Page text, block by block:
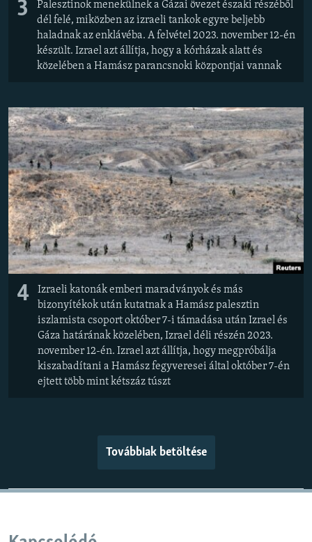
3
Palesztinok menekülnek a Gázai övezet északi részéből
dél felé, miközben az izraeli tankok egyre beljebb
haladnak az enklávéba. A felvétel 2023. november 12-én
készült. Izrael azt állítja, hogy a kórházak alatt és
közelében a Hamász parancsnoki központjai vannak
4
Izraeli katonák emberi maradványok és más
bizonyítékok után kutatnak a Hamász palesztin
iszlamista csoport október 7-i támadása után Izrael és
Gáza határának közelében, Izrael déli részén 2023.
november 12-én. Izrael azt állítja, hogy megpróbálja
kiszabadítani a Hamász fegyveresei által október 7-én
ejtett több mint kétszáz túszt
Továbbiak betöltése